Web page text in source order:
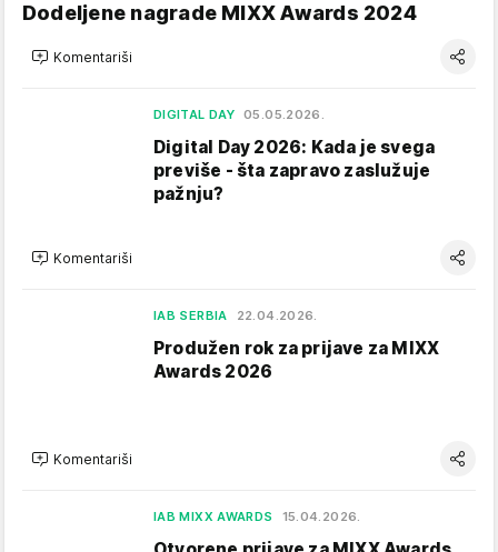
Dodeljene nagrade MIXX Awards 2024
Komentariši
DIGITAL DAY 05.05.2026.
Digital Day 2026: Kada je svega
previše - šta zapravo zaslužuje
pažnju?
Komentariši
IAB SERBIA 22.04.2026.
Produžen rok za prijave za MIXX
Awards 2026
Komentariši
IAB MIXX AWARDS 15.04.2026.